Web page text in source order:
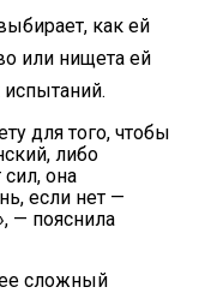
как ей
или нищета ей
для того, чтобы
либо
сил, она
если нет —
— пояснила
сложный